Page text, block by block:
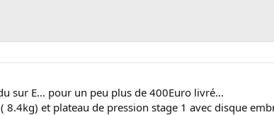
sur E... pour un peu plus de 400Euro livré...
et plateau de pression stage 1 avec disque